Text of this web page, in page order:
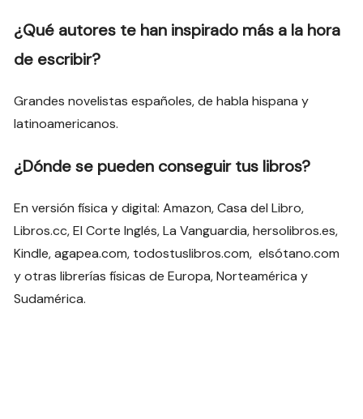
¿Qué autores te han inspirado más a la hora
de escribir?
Grandes novelistas españoles, de habla hispana y
latinoamericanos.
¿Dónde se pueden conseguir tus libros?
En versión física y digital: Amazon, Casa del Libro,
Libros.cc, El Corte Inglés, La Vanguardia, hersolibros.es,
Kindle, agapea.com, todostuslibros.com, elsótano.com
y otras librerías físicas de Europa, Norteamérica y
Sudamérica.